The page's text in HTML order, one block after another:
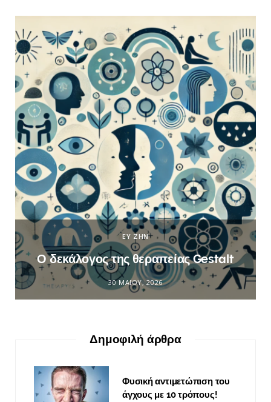
ΕΥ ΖΗΝ
Ο δεκάλογος της θεραπείας Gestalt
30 ΜΑΪ́ΟΥ, 2026
Δημοφιλή άρθρα
Φυσική αντιμετώπιση του
άγχους με 10 τρόπους!